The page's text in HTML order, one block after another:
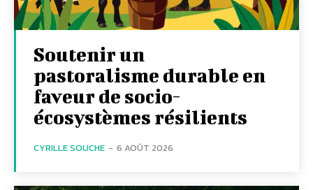
Soutenir un
pastoralisme durable en
faveur de socio-
écosystèmes résilients
CYRILLE SOUCHE - 6 AOÛT 2026